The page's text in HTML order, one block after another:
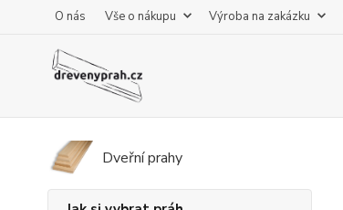
O nás Vše o nákupu Výroba na zakázku
Dveřní prahy